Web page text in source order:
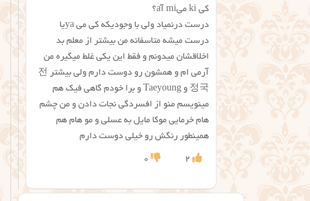
کی ki میmi آa؟
درست درنمیاد ولی با وجودیکه کی می yaیا
درست میشه متاسفانه من بیشتر از معلم بد
اخلاقشان میدونم و فقط این یکی غلط میگیره من
آرمی ام و همشون رو دوست دارم ولی بیشتر 전
정국 و Taeyoung و برا خودم گاهی فیک هم
مینویسم منو از افسردگی نجات دادن و من چشم
هام خرمایی موکا مایل به عسلی و مو هام هم
همینطور رنگش رو خیلی دوست دارم
2
0